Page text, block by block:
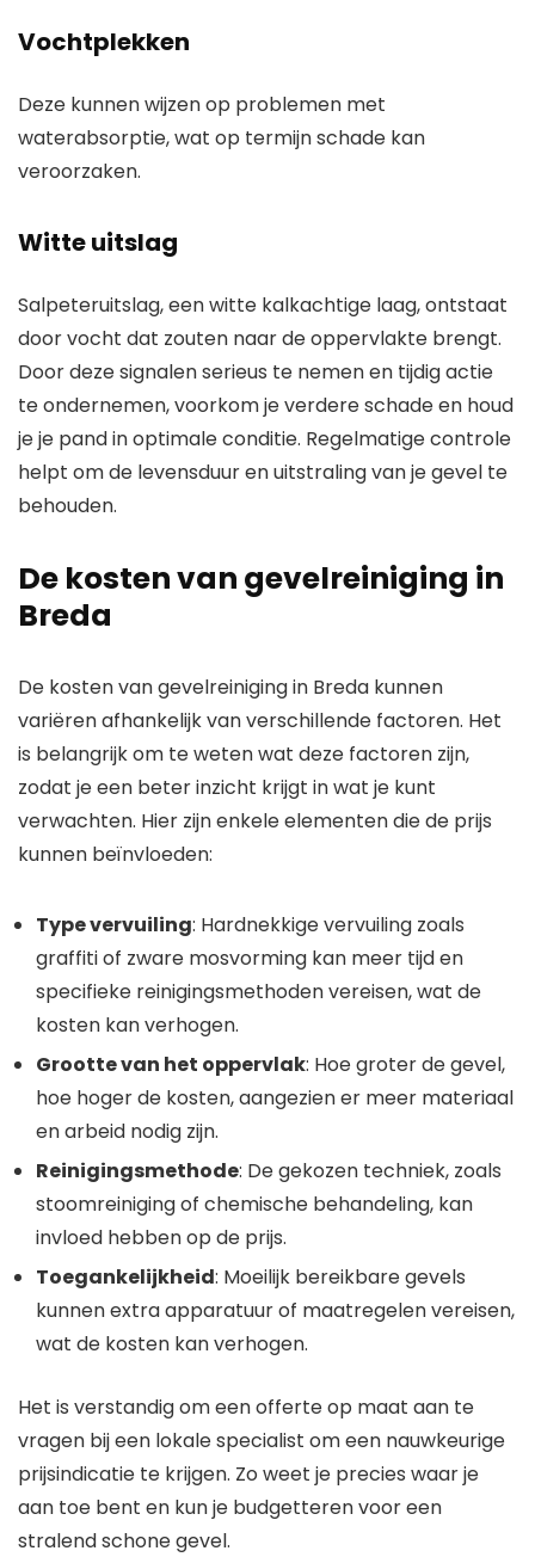
Vochtplekken
Deze kunnen wijzen op problemen met
waterabsorptie, wat op termijn schade kan
veroorzaken.
Witte uitslag
Salpeteruitslag, een witte kalkachtige laag, ontstaat
door vocht dat zouten naar de oppervlakte brengt.
Door deze signalen serieus te nemen en tijdig actie
te ondernemen, voorkom je verdere schade en houd
je je pand in optimale conditie. Regelmatige controle
helpt om de levensduur en uitstraling van je gevel te
behouden.
De kosten van gevelreiniging in
Breda
De kosten van gevelreiniging in Breda kunnen
variëren afhankelijk van verschillende factoren. Het
is belangrijk om te weten wat deze factoren zijn,
zodat je een beter inzicht krijgt in wat je kunt
verwachten. Hier zijn enkele elementen die de prijs
kunnen beïnvloeden:
Type vervuiling: Hardnekkige vervuiling zoals
graffiti of zware mosvorming kan meer tijd en
specifieke reinigingsmethoden vereisen, wat de
kosten kan verhogen.
Grootte van het oppervlak: Hoe groter de gevel,
hoe hoger de kosten, aangezien er meer materiaal
en arbeid nodig zijn.
Reinigingsmethode: De gekozen techniek, zoals
stoomreiniging of chemische behandeling, kan
invloed hebben op de prijs.
Toegankelijkheid: Moeilijk bereikbare gevels
kunnen extra apparatuur of maatregelen vereisen,
wat de kosten kan verhogen.
Het is verstandig om een offerte op maat aan te
vragen bij een lokale specialist om een nauwkeurige
prijsindicatie te krijgen. Zo weet je precies waar je
aan toe bent en kun je budgetteren voor een
stralend schone gevel.